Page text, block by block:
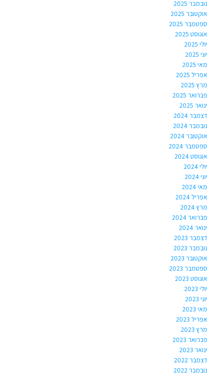
נובמבר 2025
אוקטובר 2025
ספטמבר 2025
אוגוסט 2025
יולי 2025
יוני 2025
מאי 2025
אפריל 2025
מרץ 2025
פברואר 2025
ינואר 2025
דצמבר 2024
נובמבר 2024
אוקטובר 2024
ספטמבר 2024
אוגוסט 2024
יולי 2024
יוני 2024
מאי 2024
אפריל 2024
מרץ 2024
פברואר 2024
ינואר 2024
דצמבר 2023
נובמבר 2023
אוקטובר 2023
ספטמבר 2023
אוגוסט 2023
יולי 2023
יוני 2023
מאי 2023
אפריל 2023
מרץ 2023
פברואר 2023
ינואר 2023
דצמבר 2022
נובמבר 2022